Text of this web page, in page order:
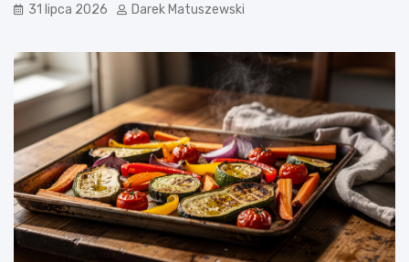
31 lipca 2026 Darek Matuszewski